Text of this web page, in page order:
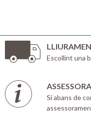
Escollint una
Si abans de